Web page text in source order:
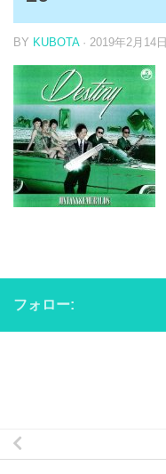
BY KUBOTA · 2019年2月14日
フォロー: